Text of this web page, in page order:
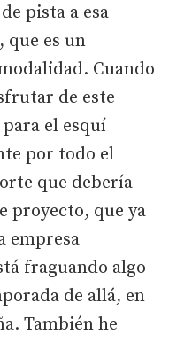
pista a esa
que es un
Cuando
de este
el esquí
por todo el
que debería
proyecto, que ya
empresa
fraguando algo
de allá, en
También he